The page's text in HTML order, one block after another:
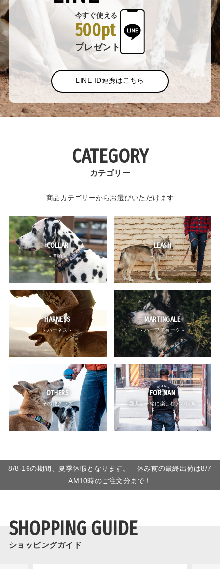
今すぐ使える
500pt
プレゼント
LINE ID連携はこちら
CATEGORY
カテゴリー
商品カテゴリーからお選びいただけます
COLLAR
- 首輪 -
LEASH
- リード -
HARNESS
- ハーネス -
MARTINGALE
- ハーフチョーク -
OTHERS
- その他グッズ -
FOR MAN
- 愛犬と一緒に楽しむアパレル -
8/8-16の期間、夏季休暇となります。 休み前の最終出荷は8/7
AM10時のご注文分まで！
SHOPPING GUIDE
ショッピングガイド